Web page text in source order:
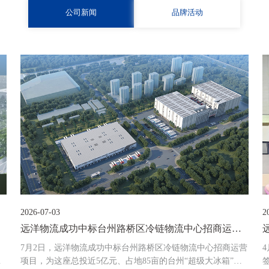
公司新闻 品牌活动
2026-07-03
远洋物流成功中标台州路桥区冷链物流中心招商运营
7月2日，远洋物流成功中标台州路桥区冷链物流中心招商运营
项目，为这座总投近5亿元、占地85亩的台州“超级大冰箱”提
4